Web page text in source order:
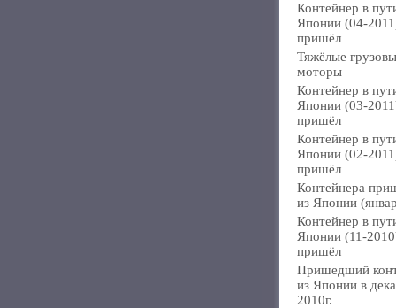
Контейнер в
Японии (04-
пришёл
Тяжёлые
моторы
Контейнер в
Японии (03-
пришёл
Контейнер в
Японии (02-
пришёл
Контейнера
из Японии
Контейнер в
Японии (11-
пришёл
Пришедший
из Японии в
2010г.